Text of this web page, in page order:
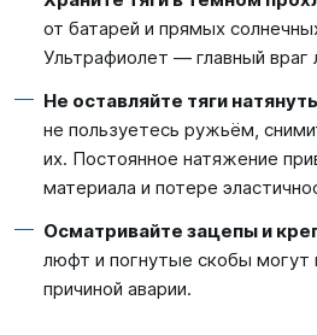
от батарей и прямых
Ультрафиолет — главный враг
Не оставляйте тяги
не пользуетесь ружьём,
их. Постоянное натяжение
материала и потере
Осматривайте зацепы и
люфт и погнутые скобы могут
причиной аварии.